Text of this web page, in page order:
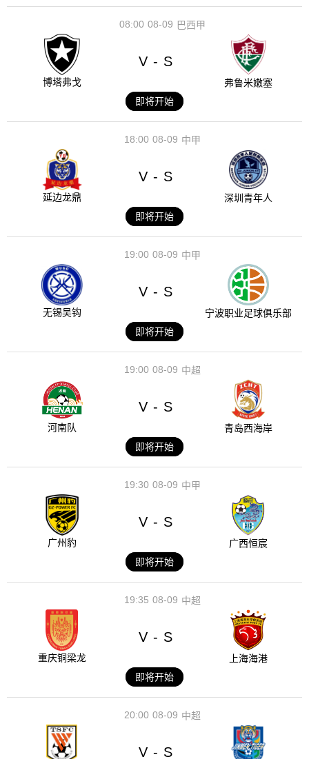
08-09
08:00 巴西甲
博塔弗戈
V - S
弗鲁米嫩塞
即将开始
08-09
18:00 中甲
延边龙鼎
V - S
深圳青年人
即将开始
08-09
19:00 中甲
无锡吴钩
V - S
宁波职业足球俱乐部
即将开始
08-09
19:00 中超
河南队
V - S
青岛西海岸
即将开始
08-09
19:30 中甲
广州豹
V - S
广西恒宸
即将开始
08-09
19:35 中超
重庆铜梁龙
V - S
上海海港
即将开始
08-09
20:00 中超
V - S